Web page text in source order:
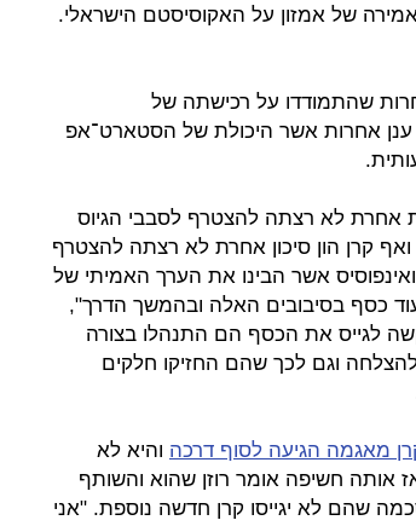
של אמזון על האקוסיסטם הישראלי.
שהתמודדו על רכישתה של
אחרות אשר היכולת של הסטארט־אפ
אחרת לא רצתה להצטרף לסבבי הגיוס
לסבב נוסף ואף קרן הון סיכון אחרת לא רצתה להצטרף
אשר הבינו את הערך האמיתי של
כסף בסיבובים האלה ובהמשך הדרך",
לגייס את הכסף הם התנהלו בצורה
וגם לכך שהם החזיקו חלקים
והיא לא
אותה חשיפה אומר רוזן שהוא והשותף
שהם לא יגייסו קרן חדשה נוספת. "אני